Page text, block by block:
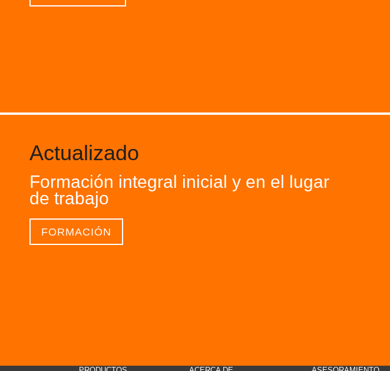
Actualizado
Formación integral inicial y en el lugar
de trabajo
FORMACIÓN